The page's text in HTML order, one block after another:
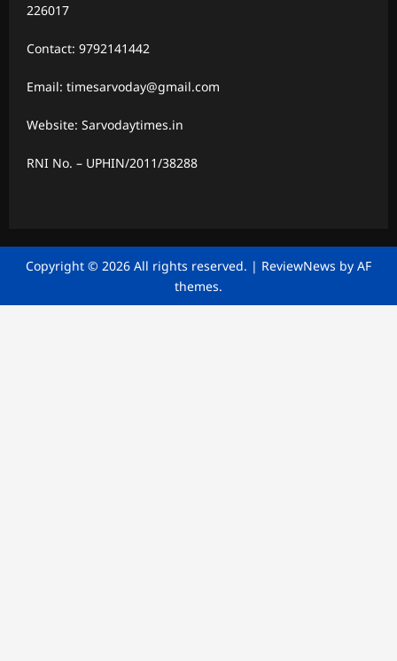
226017
Contact: 9792141442
Email: timesarvoday@gmail.com
Website: Sarvodaytimes.in
RNI No. – UPHIN/2011/38288
Copyright © 2026 All rights reserved. | ReviewNews by AF
themes.